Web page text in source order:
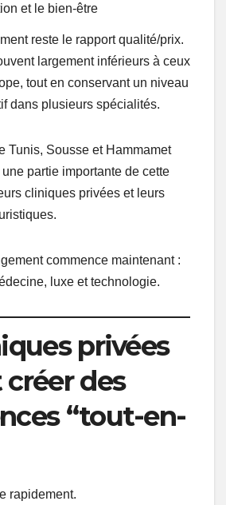
et le bien-être
reste le rapport qualité/prix.
largement inférieurs à ceux
tout en conservant un niveau
dans plusieurs spécialités.
Tunis, Sousse et Hammamet
partie importante de cette
cliniques privées et leurs
commence maintenant :
luxe et technologie.
privées
des
“tout-en-
rapidement.